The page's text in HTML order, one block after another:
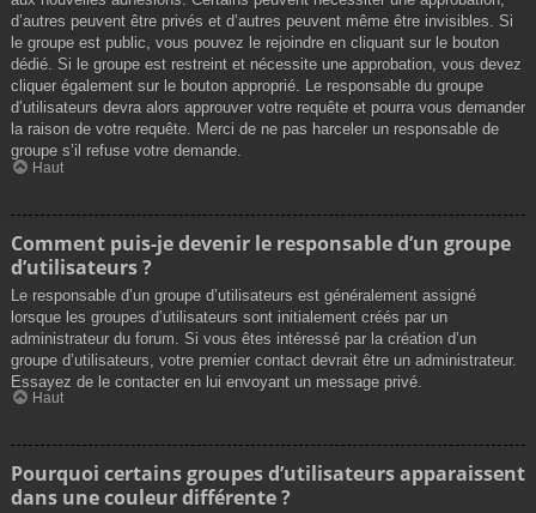
d’autres peuvent être privés et d’autres peuvent même être invisibles. Si
le groupe est public, vous pouvez le rejoindre en cliquant sur le bouton
dédié. Si le groupe est restreint et nécessite une approbation, vous devez
cliquer également sur le bouton approprié. Le responsable du groupe
d’utilisateurs devra alors approuver votre requête et pourra vous demander
la raison de votre requête. Merci de ne pas harceler un responsable de
groupe s’il refuse votre demande.
Haut
Comment puis-je devenir le responsable d’un groupe
d’utilisateurs ?
Le responsable d’un groupe d’utilisateurs est généralement assigné
lorsque les groupes d’utilisateurs sont initialement créés par un
administrateur du forum. Si vous êtes intéressé par la création d’un
groupe d’utilisateurs, votre premier contact devrait être un administrateur.
Essayez de le contacter en lui envoyant un message privé.
Haut
Pourquoi certains groupes d’utilisateurs apparaissent
dans une couleur différente ?